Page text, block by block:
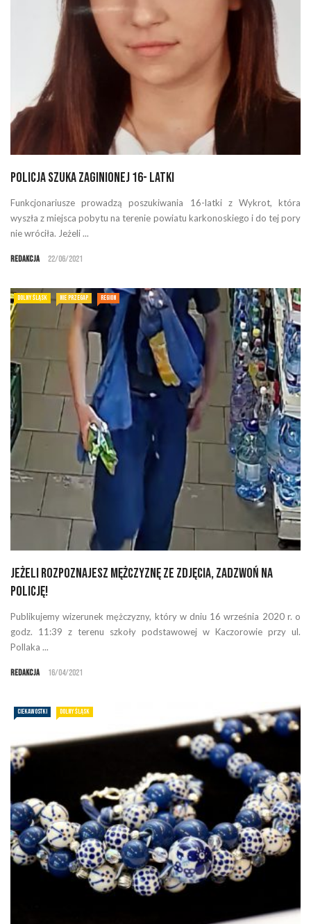
Policja szuka zaginionej 16- latki
Funkcjonariusze prowadzą poszukiwania 16-latki z Wykrot, która
wyszła z miejsca pobytu na terenie powiatu karkonoskiego i do tej pory
nie wróciła. Jeżeli ...
Redakcja 22/06/2021
DOLNY ŚLĄSK NIE PRZEGAP REGION
Jeżeli rozpoznajesz mężczyznę ze zdjęcia, zadzwoń na
policję!
Publikujemy wizerunek mężczyzny, który w dniu 16 września 2020 r. o
godz. 11:39 z terenu szkoły podstawowej w Kaczorowie przy ul.
Pollaka ...
Redakcja 16/04/2021
CIEKAWOSTKI DOLNY ŚLĄSK